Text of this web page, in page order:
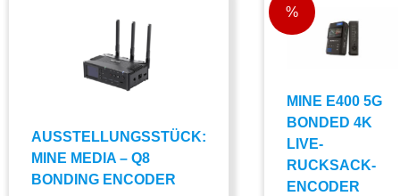
AUSSTELLUNGSSTÜCK:
MINE MEDIA – Q8
BONDING ENCODER
%
MINE E400 5G
BONDED 4K
LIVE-
RUCKSACK-
ENCODER